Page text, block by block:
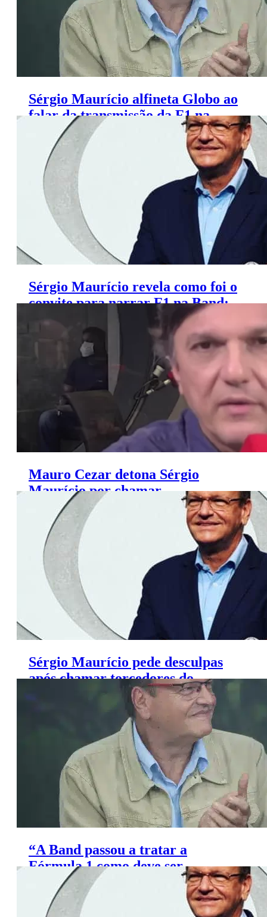
Sérgio Maurício alfineta Globo ao
falar da transmissão da F1 na
Band
Sérgio Maurício revela como foi o
convite para narrar F1 na Band:
‘tô dentro’
Mauro Cezar detona Sérgio
Maurício por chamar
flamenguistas de ‘favelados’
Sérgio Maurício pede desculpas
após chamar torcedores do
Flamengo de ‘duros’ e ‘favelados’
“A Band passou a tratar a
Fórmula 1 como deve ser
tratada”, diz Sérgio Maurício